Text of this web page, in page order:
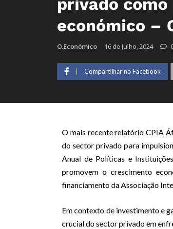
privado
económico –
O.Económico 16 de Julho, 2024
Compartilhar no Facebook
O mais recente relatório CPIA
do sector privado para
Anual de Políticas e
promovem o crescimento
financiamento da Associação
Em contexto de investimento e
crucial do sector privado em